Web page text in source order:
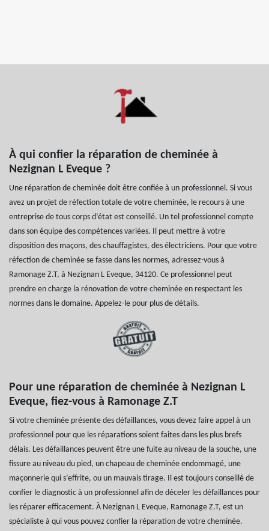
À qui confier la réparation de cheminée à
Nezignan L Eveque ?
Une réparation de cheminée doit être confiée à un professionnel. Si vous
avez un projet de réfection totale de votre cheminée, le recours à une
entreprise de tous corps d’état est conseillé. Un tel professionnel compte
dans son équipe des compétences variées. Il peut mettre à votre
disposition des maçons, des chauffagistes, des électriciens. Pour que votre
réfection de cheminée se fasse dans les normes, adressez-vous à
Ramonage Z.T, à Nezignan L Eveque, 34120. Ce professionnel peut
prendre en charge la rénovation de votre cheminée en respectant les
normes dans le domaine. Appelez-le pour plus de détails.
Pour une réparation de cheminée à Nezignan L
Eveque, fiez-vous à Ramonage Z.T
Si votre cheminée présente des défaillances, vous devez faire appel à un
professionnel pour que les réparations soient faites dans les plus brefs
délais. Les défaillances peuvent être une fuite au niveau de la souche, une
fissure au niveau du pied, un chapeau de cheminée endommagé, une
maçonnerie qui s’effrite, ou un mauvais tirage. Il est toujours conseillé de
confier le diagnostic à un professionnel afin de déceler les défaillances pour
les réparer efficacement. À Nezignan L Eveque, Ramonage Z.T, est un
spécialiste à qui vous pouvez confier la réparation de votre cheminée.